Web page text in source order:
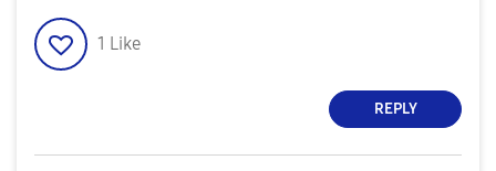
1 Like
REPLY